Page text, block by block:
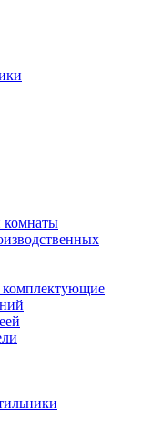
комнаты
комплектующие